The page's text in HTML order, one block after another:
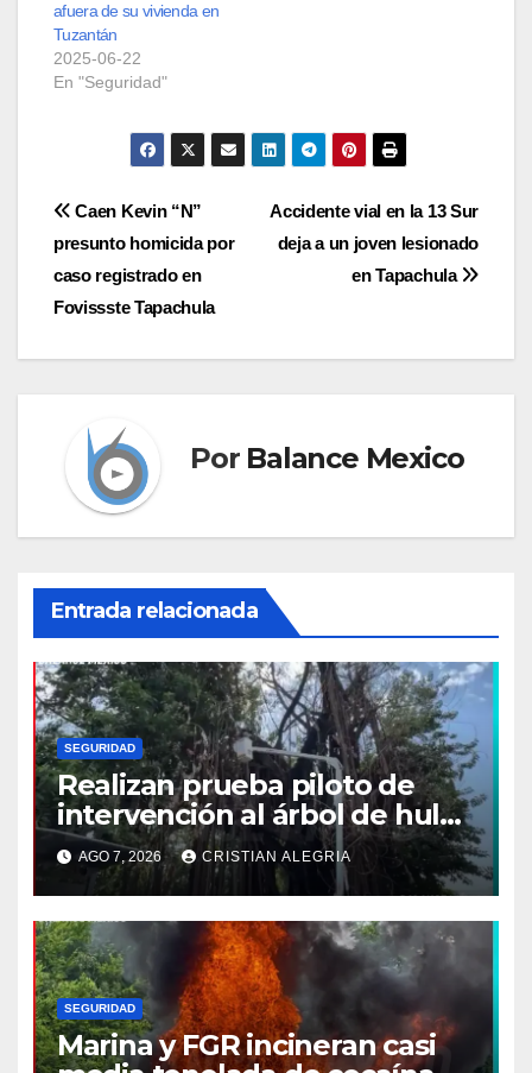
afuera de su vivienda en
Tuzantán
2025-06-22
En "Seguridad"
Navegación
de
entradas
Accidente vial en la 13 Sur
deja a un joven lesionado
en Tapachula
Caen Kevin “N”
presunto homicida por
caso registrado en
Fovissste Tapachula
Por Balance Mexico
Entrada relacionada
SEGURIDAD
Realizan prueba piloto de
intervención al árbol de hule
en Tapachula
AGO 7, 2026 CRISTIAN ALEGRIA
SEGURIDAD
Marina y FGR incineran casi